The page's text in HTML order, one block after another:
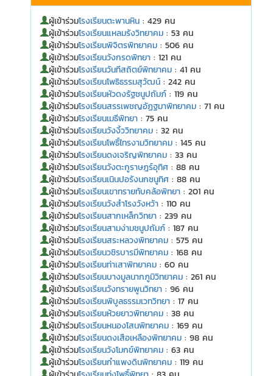
ผู้เข้าร่วมโรงเรียนตะพานหิน : 429 คน
ผู้เข้าร่วมโรงเรียนแหลมรังวิทยาคม : 53 คน
ผู้เข้าร่วมโรงเรียนพิจิตรพิทยาคม : 506 คน
ผู้เข้าร่วมโรงเรียนวังกรดพิทยา : 121 คน
ผู้เข้าร่วมโรงเรียนวันทีสถิตย์พิทยาคม : 41 คน
ผู้เข้าร่วมโรงเรียนโพธิธรรมสุวัฒน์ : 242 คน
ผู้เข้าร่วมโรงเรียนหัวดงรัฐชนูปถัมภ์ : 119 คน
ผู้เข้าร่วมโรงเรียนสรรเพชญอัฏฐมาพิทยาคม : 71 คน
ผู้เข้าร่วมโรงเรียนเมธีพิทยา : 75 คน
ผู้เข้าร่วมโรงเรียนวังงิ้ววิทยาคม : 32 คน
ผู้เข้าร่วมโรงเรียนโพธิ์ไทรงามวิทยาคม : 145 คน
ผู้เข้าร่วมโรงเรียนดงเจริญพิทยาคม : 33 คน
ผู้เข้าร่วมโรงเรียนวังตะกูราษฎร์อุทิศ : 88 คน
ผู้เข้าร่วมโรงเรียนเนินปอรังนกชนูทิศ : 88 คน
ผู้เข้าร่วมโรงเรียนเขาทรายทับคล้อพิทยา : 201 คน
ผู้เข้าร่วมโรงเรียนวังสำโรงวังหว้า : 110 คน
ผู้เข้าร่วมโรงเรียนสากเหล็กวิทยา : 239 คน
ผู้เข้าร่วมโรงเรียนสามง่ามชนูปถัมภ์ : 187 คน
ผู้เข้าร่วมโรงเรียนสระหลวงพิทยาคม : 575 คน
ผู้เข้าร่วมโรงเรียนวชิรบารมีพิทยาคม : 168 คน
ผู้เข้าร่วมโรงเรียนท่าเสาพิทยาคม : 60 คน
ผู้เข้าร่วมโรงเรียนบางมูลนากภูมิวิทยาคม : 261 คน
ผู้เข้าร่วมโรงเรียนวังทรายพูนวิทยา : 96 คน
ผู้เข้าร่วมโรงเรียนพิบูลธรรมเวทวิทยา : 17 คน
ผู้เข้าร่วมโรงเรียนห้วยยาวพิทยาคม : 38 คน
ผู้เข้าร่วมโรงเรียนหนองโสนพิทยาคม : 169 คน
ผู้เข้าร่วมโรงเรียนดงเสือเหลืองพิทยาคม : 98 คน
ผู้เข้าร่วมโรงเรียนวังโมกข์พิทยาคม : 63 คน
ผู้เข้าร่วมโรงเรียนกำแพงดินพิทยาคม : 119 คน